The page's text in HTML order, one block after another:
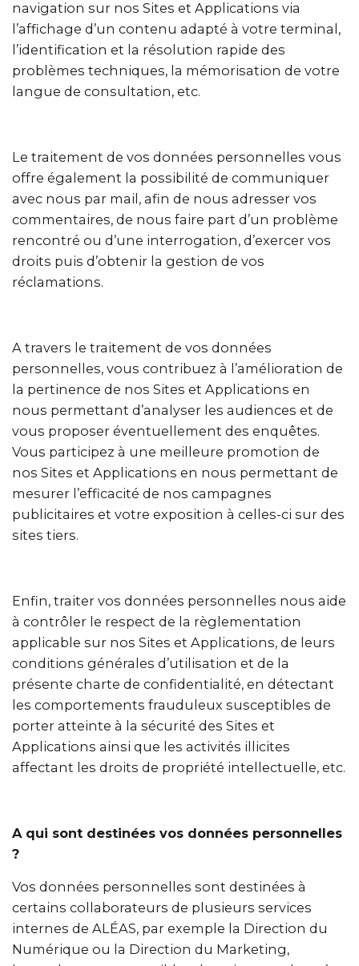
navigation sur nos Sites et Applications via
l’affichage d’un contenu adapté à votre terminal,
l’identification et la résolution rapide des
problèmes techniques, la mémorisation de votre
langue de consultation, etc.
Le traitement de vos données personnelles vous
offre également la possibilité de communiquer
avec nous par mail, afin de nous adresser vos
commentaires, de nous faire part d’un problème
rencontré ou d’une interrogation, d’exercer vos
droits puis d’obtenir la gestion de vos
réclamations.
A travers le traitement de vos données
personnelles, vous contribuez à l’amélioration de
la pertinence de nos Sites et Applications en
nous permettant d’analyser les audiences et de
vous proposer éventuellement des enquêtes.
Vous participez à une meilleure promotion de
nos Sites et Applications en nous permettant de
mesurer l’efficacité de nos campagnes
publicitaires et votre exposition à celles-ci sur des
sites tiers.
Enfin, traiter vos données personnelles nous aide
à contrôler le respect de la règlementation
applicable sur nos Sites et Applications, de leurs
conditions générales d’utilisation et de la
présente charte de confidentialité, en détectant
les comportements frauduleux susceptibles de
porter atteinte à la sécurité des Sites et
Applications ainsi que les activités illicites
affectant les droits de propriété intellectuelle, etc.
A qui sont destinées vos données personnelles
?
Vos données personnelles sont destinées à
certains collaborateurs de plusieurs services
internes de ALÉAS, par exemple la Direction du
Numérique ou la Direction du Marketing,